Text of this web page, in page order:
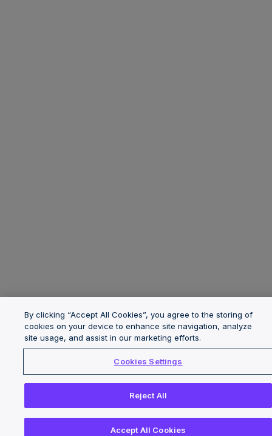
By clicking “Accept All Cookies”, you agree to the storing of
cookies on your device to enhance site navigation, analyze
site usage, and assist in our marketing efforts.
Cookies Settings
Reject All
Accept All Cookies